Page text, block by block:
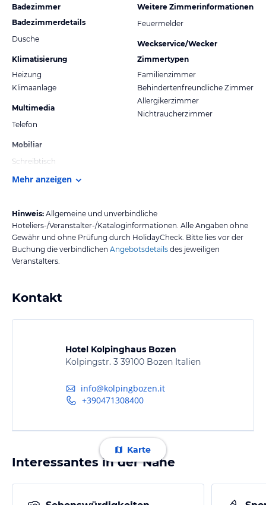
Badezimmer
Badezimmerdetails
Dusche
Klimatisierung
Heizung
Klimaanlage
Multimedia
Telefon
Mobiliar
Schreibtisch
Weitere Zimmerinformationen
Feuermelder
Weckservice/Wecker
Zimmertypen
Familienzimmer
Behindertenfreundliche Zimmer
Allergikerzimmer
Nichtraucherzimmer
Mehr anzeigen
Hinweis: Allgemeine und unverbindliche
Hoteliers-/Veranstalter-/Kataloginformationen. Alle Angaben ohne
Gewähr und ohne Prüfung durch HolidayCheck. Bitte lies vor der
Buchung die verbindlichen Angebotsdetails des jeweiligen
Veranstalters.
Kontakt
Hotel Kolpinghaus Bozen
Kolpingstr. 3 39100 Bozen Italien
info@kolpingbozen.it
+390471308400
Karte
Interessantes in der Nähe